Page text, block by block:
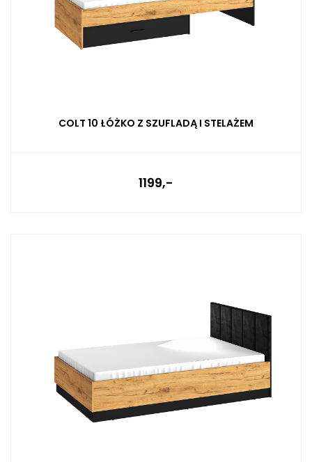
COLT 10 ŁÓŻKO Z SZUFLADĄ I STELAŻEM
1199,-